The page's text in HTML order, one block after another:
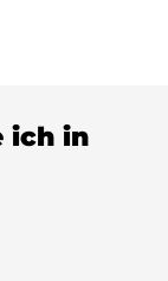
ich in